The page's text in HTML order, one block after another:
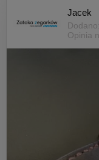
Jacek
Opinia